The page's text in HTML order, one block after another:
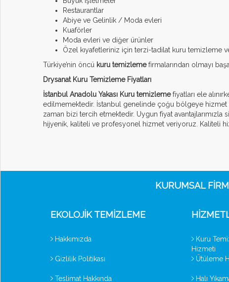
Restaurantlar
Abiye ve Gelinlik / Moda evleri
Kuaförler
Moda evleri ve diğer ürünler
Özel kıyafetleriniz için terzi-tadilat kuru temizleme
Türkiye’nin öncü kuru temizlemefirmalarından olmayı
Drysanat Kuru Temizleme Fiyatları
İstanbul Anadolu Yakası Kuru temizlemefiyatları ele
edilmemektedir. İstanbul genelinde çoğu bölgeye hizmet
zaman bizi tercih etmektedir. Uygun fiyat avantajlarımızla
hijyenik, kaliteli ve profesyonel hizmet veriyoruz. Kaliteli
KURUMSAL
EKOLOJIK TEMIZLEME
Hakkımızda
Gizlilik Politikası
Teslimat Hakkında
Kuru
Hizmeti
Ütüleme
Halı